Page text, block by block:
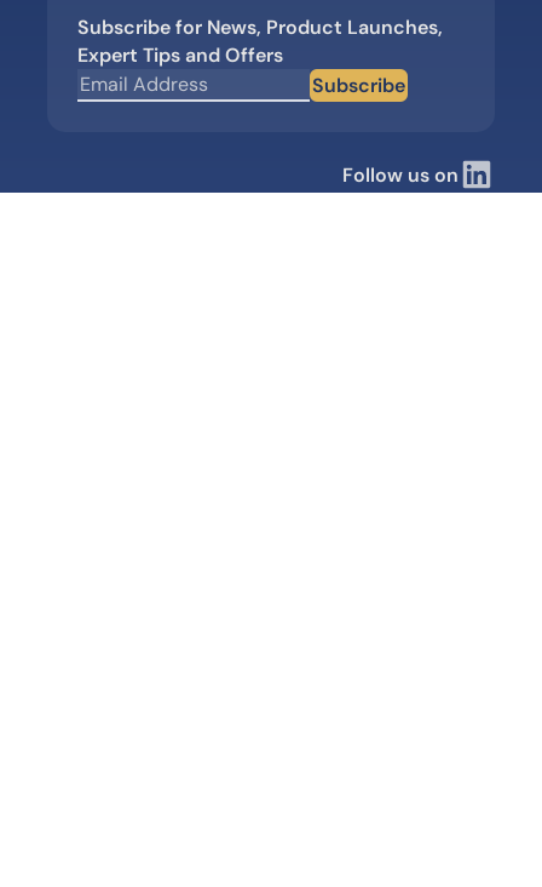
Subscribe for News, Product Launches,
Expert Tips and Offers
Subscribe
Follow us on